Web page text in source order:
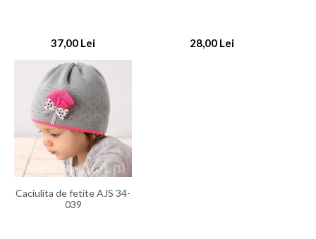
37,00 Lei 28,00 Lei
Caciulita de fetite AJS 34-
039